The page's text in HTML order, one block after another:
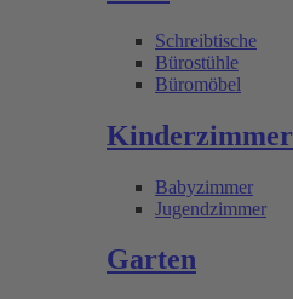
Schreibtische
Bürostühle
Büromöbel
Kinderzimmer
Babyzimmer
Jugendzimmer
Garten